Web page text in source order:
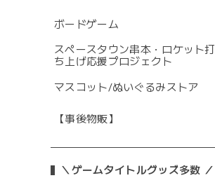
ボードゲーム
スペースタウン串本・ロケット打
ち上げ応援プロジェクト
マスコット/ぬいぐるみストア
【事後物販】
＼ゲームタイトルグッズ多数 ／